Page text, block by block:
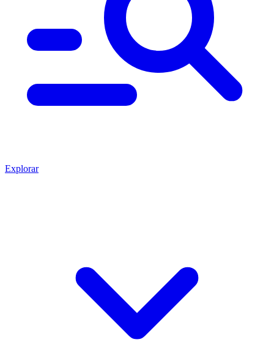
Explorar